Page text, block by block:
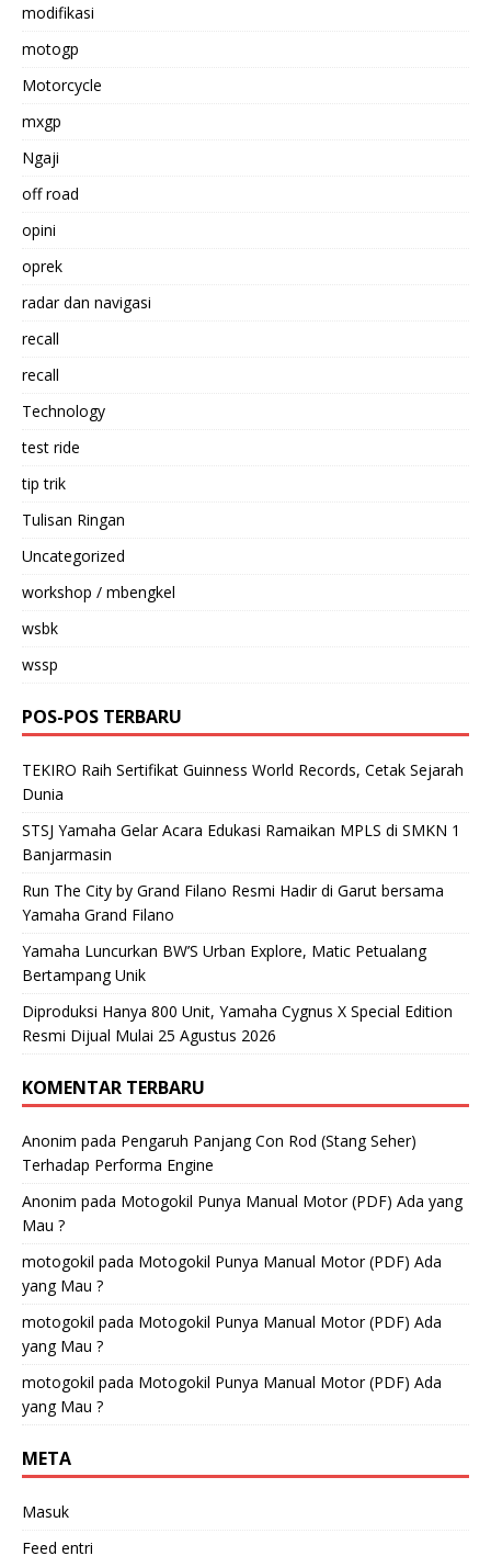
modifikasi
motogp
Motorcycle
mxgp
Ngaji
off road
opini
oprek
radar dan navigasi
recall
recall
Technology
test ride
tip trik
Tulisan Ringan
Uncategorized
workshop / mbengkel
wsbk
wssp
POS-POS TERBARU
TEKIRO Raih Sertifikat Guinness World Records, Cetak Sejarah
Dunia
STSJ Yamaha Gelar Acara Edukasi Ramaikan MPLS di SMKN 1
Banjarmasin
Run The City by Grand Filano Resmi Hadir di Garut bersama
Yamaha Grand Filano
Yamaha Luncurkan BW’S Urban Explore, Matic Petualang
Bertampang Unik
Diproduksi Hanya 800 Unit, Yamaha Cygnus X Special Edition
Resmi Dijual Mulai 25 Agustus 2026
KOMENTAR TERBARU
Anonim pada Pengaruh Panjang Con Rod (Stang Seher)
Terhadap Performa Engine
Anonim pada Motogokil Punya Manual Motor (PDF) Ada yang
Mau ?
motogokil pada Motogokil Punya Manual Motor (PDF) Ada
yang Mau ?
motogokil pada Motogokil Punya Manual Motor (PDF) Ada
yang Mau ?
motogokil pada Motogokil Punya Manual Motor (PDF) Ada
yang Mau ?
META
Masuk
Feed entri